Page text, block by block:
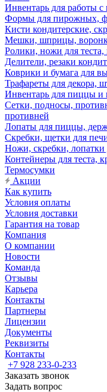
Инвентарь для работы
Формы для пирожных,
Кисти кондитерские,
Мешки, шприцы,
Ролики, ножи для
Делители, резаки
Коврики и бумага для
Трафареты для декора,
Инвентарь для пиццы и
Сетки, подносы,
противней
Лопаты для пиццы,
Скребки, щетки для
Ножи, скребки,
Контейнеры для теста,
Термосумки
Акции
Как купить
Условия оплаты
Условия доставки
Гарантия на товар
Компания
О компании
Новости
Команда
Отзывы
Карьера
Контакты
Партнеры
Лицензии
Документы
Реквизиты
Контакты
+7 928 233-0-233
Заказать звонок
Задать вопрос